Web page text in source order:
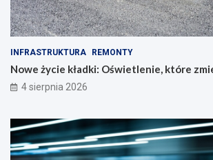
INFRASTRUKTURA REMONTY
Nowe życie kładki: Oświetlenie, które
4 sierpnia 2026